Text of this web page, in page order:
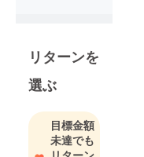
リターンを
選ぶ
目標金額
未達でも